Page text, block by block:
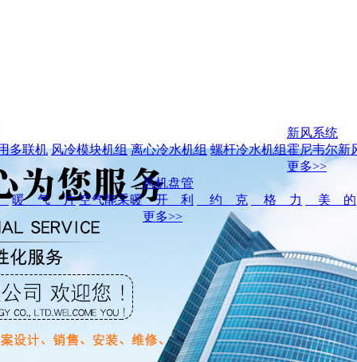
多联机 风冷模块机组 离心冷水机组 螺杆冷水机组
新风系统
霍尼韦尔新
更多>>
暖 气 片 空气能采暖
风机盘管
开 利
约 克 格 力 美 的
更多>>